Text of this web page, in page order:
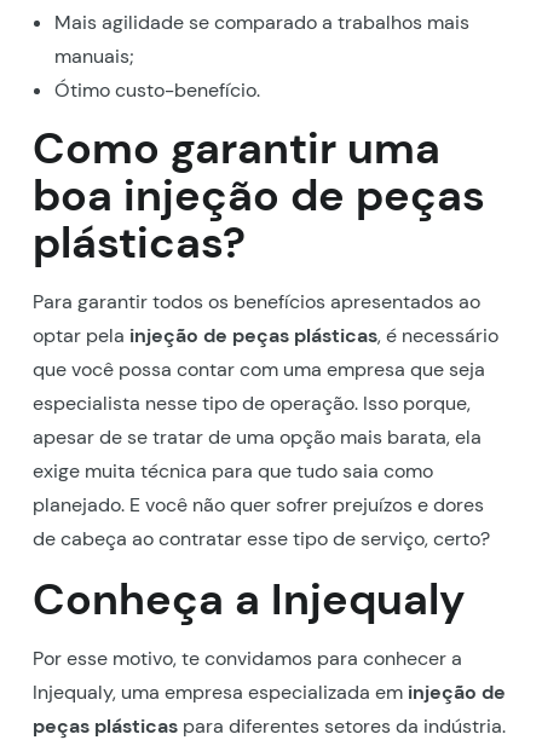
Mais agilidade se comparado a trabalhos mais
manuais;
Ótimo custo-benefício.
Como garantir uma
boa injeção de peças
plásticas?
Para garantir todos os benefícios apresentados ao
optar pela injeção de peças plásticas, é necessário
que você possa contar com uma empresa que seja
especialista nesse tipo de operação. Isso porque,
apesar de se tratar de uma opção mais barata, ela
exige muita técnica para que tudo saia como
planejado. E você não quer sofrer prejuízos e dores
de cabeça ao contratar esse tipo de serviço, certo?
Conheça a Injequaly
Por esse motivo, te convidamos para conhecer a
Injequaly, uma empresa especializada em injeção de
peças plásticaspara diferentes setores da indústria.